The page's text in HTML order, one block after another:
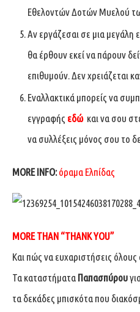
Εθελοντών Δοτών Μυελού
Aν εργάζεσαι σε μια μεγάλη
θα έρθουν εκεί να πάρουν
επιθυμούν. Δεν χρειάζεται
Εναλλακτικά μπορείς να
εγγραφής εδώκαι να σου
να συλλέξεις μόνος σου το
MORE INFO: όραμα Ελπίδας
MORE THAN “THANK YOU”
Και πώς να ευχαριστήσεις
Τα καταστήματα Παπασπύρου
τα δεκάδες μπισκότα που